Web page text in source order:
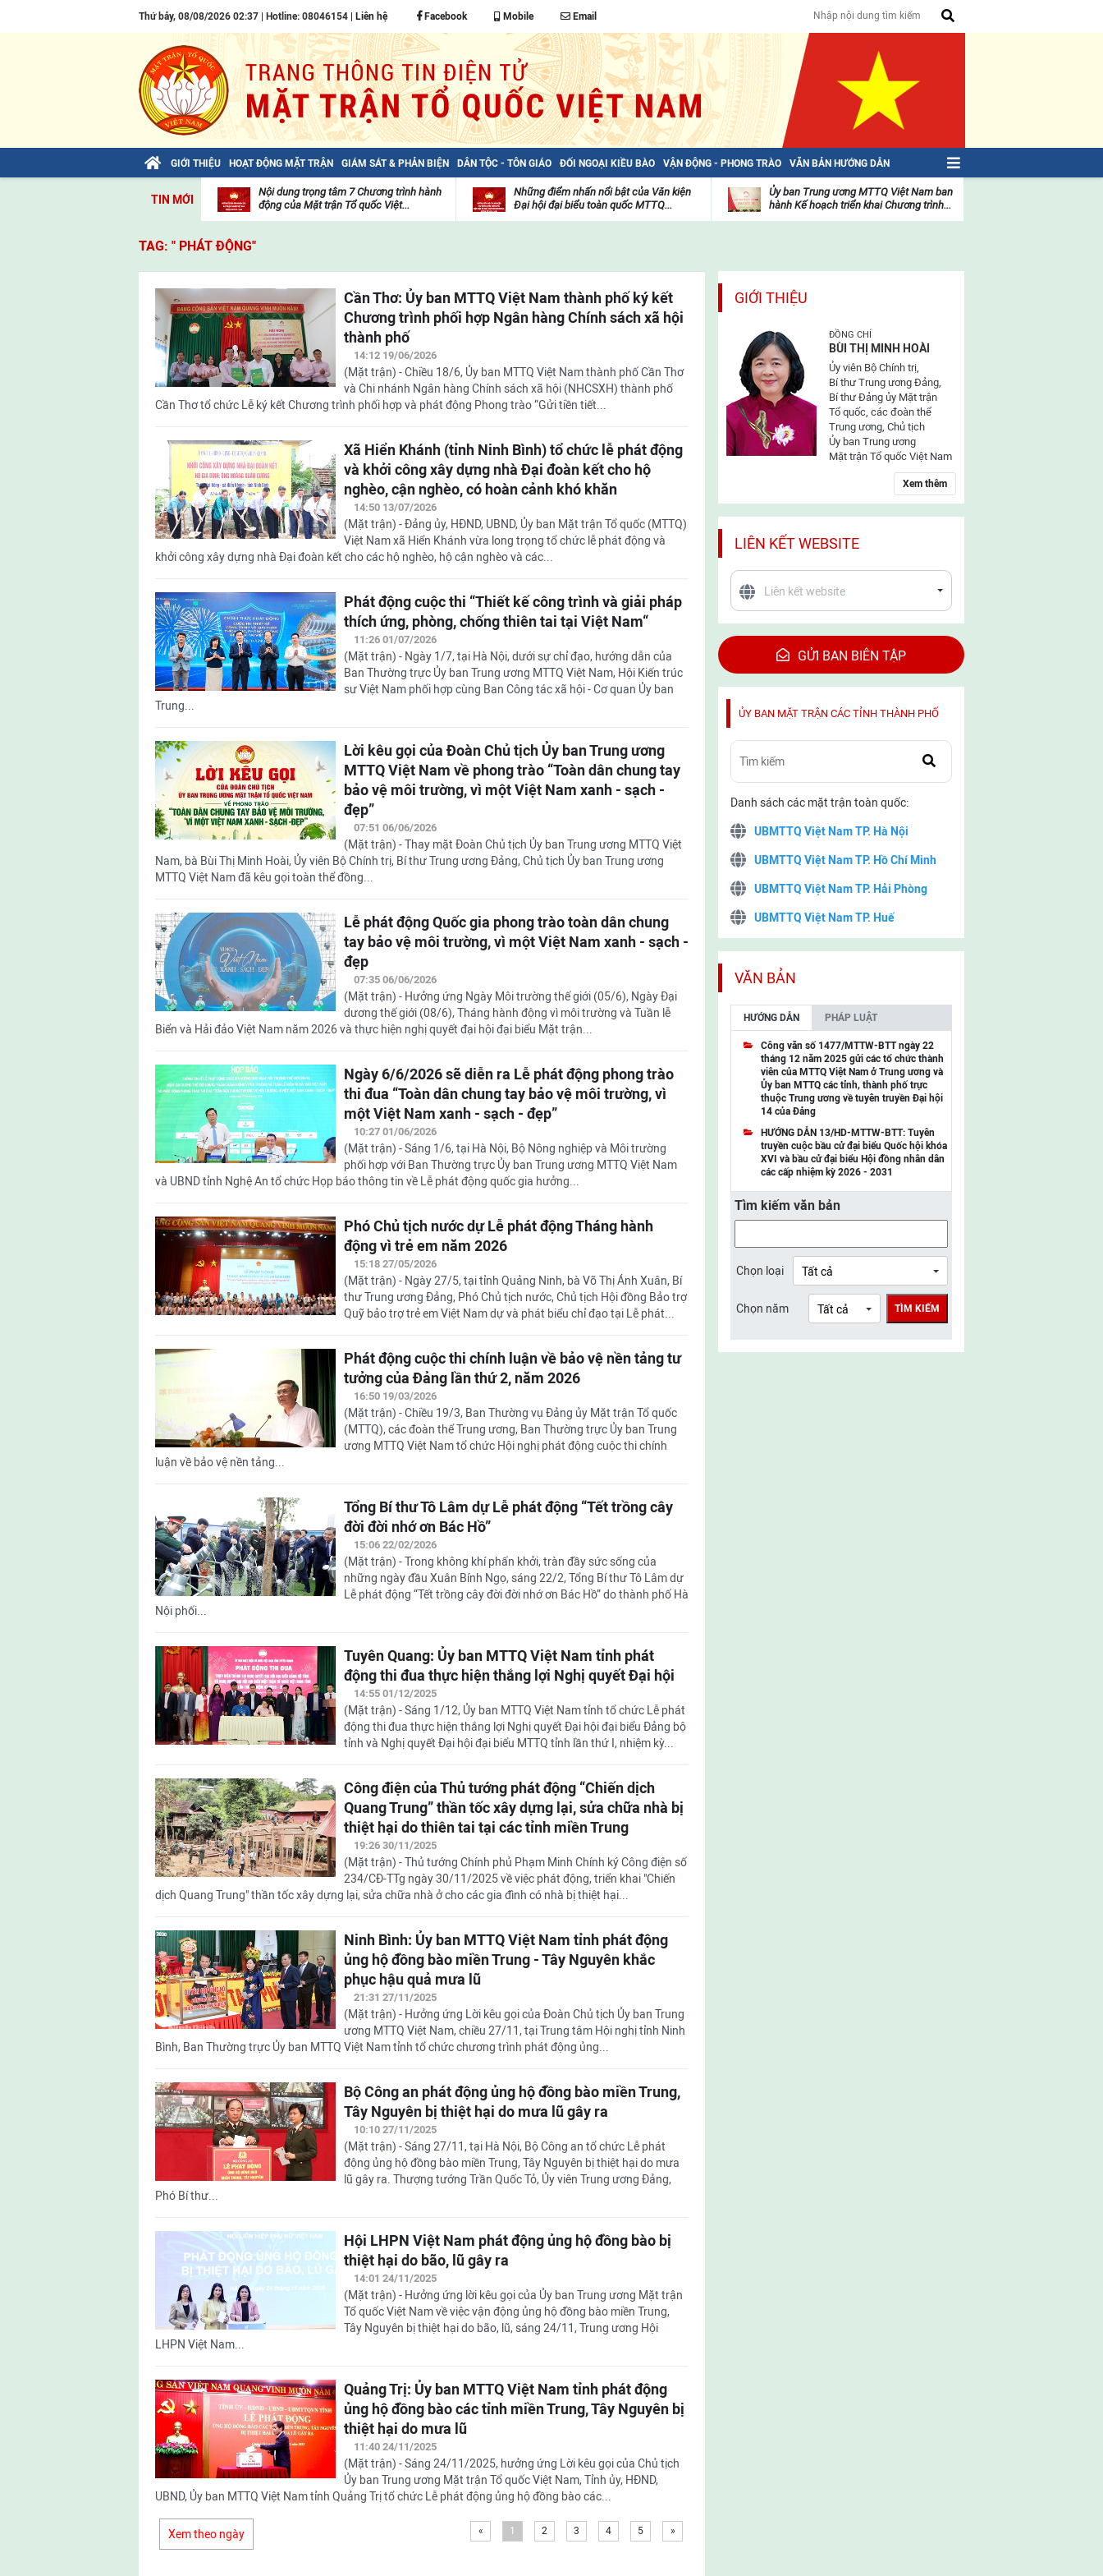
Thứ bảy, 08/08/2026 02:37 | Hotline: 08046154 | Liên hệ Facebook Mobile Email
GIỚI THIỆU HOẠT ĐỘNG MẶT TRẬN GIÁM SÁT & PHẢN BIỆN DÂN TỘC - TÔN GIÁO ĐỐI NGOẠI KIỀU BÀO VẬN ĐỘNG - PHONG TRÀO VĂN BẢN HƯỚNG DẪN
TIN MỚI
Bài viết của Tổng Bí thư Tô Lâm: TIẾN
viện
Nội dung trọng tâm 7 Chương trình hành
động của Mặt trận Tổ quốc Việt...
Những điểm nhấn nổi bật của Văn kiện
Đại hội đại biểu toàn quốc MTTQ...
mặt
trận
Ủy ban Trung ương MTTQ Việt Nam ban
hành Kế hoạch triển khai Chương trình...
TAG: " PHÁT ĐỘNG"
Cần Thơ: Ủy ban MTTQ Việt Nam thành phố ký kết
Chương trình phối hợp Ngân hàng Chính sách xã hội
thành phố
14:12 19/06/2026
(Mặt trận) - Chiều 18/6, Ủy ban MTTQ Việt Nam thành phố Cần Thơ
và Chi nhánh Ngân hàng Chính sách xã hội (NHCSXH) thành phố
Cần Thơ tổ chức Lễ ký kết Chương trình phối hợp và phát động Phong trào “Gửi tiền tiết...
Xã Hiển Khánh (tỉnh Ninh Bình) tổ chức lễ phát động
và khởi công xây dựng nhà Đại đoàn kết cho hộ
nghèo, cận nghèo, có hoàn cảnh khó khăn
14:50 13/07/2026
(Mặt trận) - Đảng ủy, HĐND, UBND, Ủy ban Mặt trận Tổ quốc (MTTQ)
Việt Nam xã Hiển Khánh vừa long trọng tổ chức lễ phát động và
khởi công xây dựng nhà Đại đoàn kết cho các hộ nghèo, hộ cận nghèo và các...
Phát động cuộc thi “Thiết kế công trình và giải pháp
thích ứng, phòng, chống thiên tai tại Việt Nam“
11:26 01/07/2026
(Mặt trận) - Ngày 1/7, tại Hà Nội, dưới sự chỉ đạo, hướng dẫn của
Ban Thường trực Ủy ban Trung ương MTTQ Việt Nam, Hội Kiến trúc
sư Việt Nam phối hợp cùng Ban Công tác xã hội - Cơ quan Ủy ban
Trung...
Lời kêu gọi của Đoàn Chủ tịch Ủy ban Trung ương
MTTQ Việt Nam về phong trào “Toàn dân chung tay
bảo vệ môi trường, vì một Việt Nam xanh - sạch -
đẹp”
07:51 06/06/2026
(Mặt trận) - Thay mặt Đoàn Chủ tịch Ủy ban Trung ương MTTQ Việt
Nam, bà Bùi Thị Minh Hoài, Ủy viên Bộ Chính trị, Bí thư Trung ương Đảng, Chủ tịch Ủy ban Trung ương
MTTQ Việt Nam đã kêu gọi toàn thể đồng...
Lễ phát động Quốc gia phong trào toàn dân chung
tay bảo vệ môi trường, vì một Việt Nam xanh - sạch -
đẹp
07:35 06/06/2026
(Mặt trận) - Hưởng ứng Ngày Môi trường thế giới (05/6), Ngày Đại
dương thế giới (08/6), Tháng hành động vì môi trường và Tuần lễ
Biển và Hải đảo Việt Nam năm 2026 và thực hiện nghị quyết đại hội đại biểu Mặt trận...
Ngày 6/6/2026 sẽ diễn ra Lễ phát động phong trào
thi đua “Toàn dân chung tay bảo vệ môi trường, vì
một Việt Nam xanh - sạch - đẹp”
10:27 01/06/2026
(Mặt trận) - Sáng 1/6, tại Hà Nội, Bộ Nông nghiệp và Môi trường
phối hợp với Ban Thường trực Ủy ban Trung ương MTTQ Việt Nam
và UBND tỉnh Nghệ An tổ chức Họp báo thông tin về Lễ phát động quốc gia hưởng...
Phó Chủ tịch nước dự Lễ phát động Tháng hành
động vì trẻ em năm 2026
15:18 27/05/2026
(Mặt trận) - Ngày 27/5, tại tỉnh Quảng Ninh, bà Võ Thị Ánh Xuân, Bí
thư Trung ương Đảng, Phó Chủ tịch nước, Chủ tịch Hội đồng Bảo trợ
Quỹ bảo trợ trẻ em Việt Nam dự và phát biểu chỉ đạo tại Lễ phát...
Phát động cuộc thi chính luận về bảo vệ nền tảng tư
tưởng của Đảng lần thứ 2, năm 2026
16:50 19/03/2026
(Mặt trận) - Chiều 19/3, Ban Thường vụ Đảng ủy Mặt trận Tổ quốc
(MTTQ), các đoàn thể Trung ương, Ban Thường trực Ủy ban Trung
ương MTTQ Việt Nam tổ chức Hội nghị phát động cuộc thi chính
luận về bảo vệ nền tảng...
Tổng Bí thư Tô Lâm dự Lễ phát động “Tết trồng cây
đời đời nhớ ơn Bác Hồ”
15:06 22/02/2026
(Mặt trận) - Trong không khí phấn khởi, tràn đầy sức sống của
những ngày đầu Xuân Bính Ngọ, sáng 22/2, Tổng Bí thư Tô Lâm dự
Lễ phát động “Tết trồng cây đời đời nhớ ơn Bác Hồ” do thành phố Hà
Nội phối...
Tuyên Quang: Ủy ban MTTQ Việt Nam tỉnh phát
động thi đua thực hiện thắng lợi Nghị quyết Đại hội
14:55 01/12/2025
(Mặt trận) - Sáng 1/12, Ủy ban MTTQ Việt Nam tỉnh tổ chức Lễ phát
động thi đua thực hiện thắng lợi Nghị quyết Đại hội đại biểu Đảng bộ
tỉnh và Nghị quyết Đại hội đại biểu MTTQ tỉnh lần thứ I, nhiệm kỳ...
Công điện của Thủ tướng phát động “Chiến dịch
Quang Trung” thần tốc xây dựng lại, sửa chữa nhà bị
thiệt hại do thiên tai tại các tỉnh miền Trung
19:26 30/11/2025
(Mặt trận) - Thủ tướng Chính phủ Phạm Minh Chính ký Công điện số
234/CĐ-TTg ngày 30/11/2025 về việc phát động, triển khai "Chiến
dịch Quang Trung" thần tốc xây dựng lại, sửa chữa nhà ở cho các gia đình có nhà bị thiệt hại...
Ninh Bình: Ủy ban MTTQ Việt Nam tỉnh phát động
ủng hộ đồng bào miền Trung - Tây Nguyên khắc
phục hậu quả mưa lũ
21:31 27/11/2025
(Mặt trận) - Hưởng ứng Lời kêu gọi của Đoàn Chủ tịch Ủy ban Trung
ương MTTQ Việt Nam, chiều 27/11, tại Trung tâm Hội nghị tỉnh Ninh
Bình, Ban Thường trực Ủy ban MTTQ Việt Nam tỉnh tổ chức chương trình phát động ủng...
Bộ Công an phát động ủng hộ đồng bào miền Trung,
Tây Nguyên bị thiệt hại do mưa lũ gây ra
10:10 27/11/2025
(Mặt trận) - Sáng 27/11, tại Hà Nội, Bộ Công an tổ chức Lễ phát
động ủng hộ đồng bào miền Trung, Tây Nguyên bị thiệt hại do mưa
lũ gây ra. Thượng tướng Trần Quốc Tỏ, Ủy viên Trung ương Đảng,
Phó Bí thư...
Hội LHPN Việt Nam phát động ủng hộ đồng bào bị
thiệt hại do bão, lũ gây ra
14:01 24/11/2025
(Mặt trận) - Hưởng ứng lời kêu gọi của Ủy ban Trung ương Mặt trận
Tổ quốc Việt Nam về việc vận động ủng hộ đồng bào miền Trung,
Tây Nguyên bị thiệt hại do bão, lũ, sáng 24/11, Trung ương Hội
LHPN Việt Nam...
Quảng Trị: Ủy ban MTTQ Việt Nam tỉnh phát động
ủng hộ đồng bào các tỉnh miền Trung, Tây Nguyên bị
thiệt hại do mưa lũ
11:40 24/11/2025
(Mặt trận) - Sáng 24/11/2025, hưởng ứng Lời kêu gọi của Chủ tịch
Ủy ban Trung ương Mặt trận Tổ quốc Việt Nam, Tỉnh ủy, HĐND,
UBND, Ủy ban MTTQ Việt Nam tỉnh Quảng Trị tổ chức Lễ phát động ủng hộ đồng bào các...
Xem theo ngày « 1 2 3 4 5 »
GIỚI THIỆU
ĐỒNG CHÍ
BÙI THỊ MINH HOÀI
Ủy viên Bộ Chính trị,
Bí thư Trung ương Đảng,
Bí thư Đảng ủy Mặt trận
Tổ quốc, các đoàn thể
Trung ương, Chủ tịch
Ủy ban Trung ương
Mặt trận Tổ quốc Việt Nam
Xem thêm
LIÊN KẾT WEBSITE
GỬI BAN BIÊN TẬP
ỦY BAN MẶT TRẬN CÁC TỈNH THÀNH PHỐ
Danh sách các mặt trận toàn quốc:
UBMTTQ Việt Nam TP. Hà Nội
UBMTTQ Việt Nam TP. Hồ Chí Minh
UBMTTQ Việt Nam TP. Hải Phòng
UBMTTQ Việt Nam TP. Huế
UBMTTQ Việt Nam TP. Cần Thơ
UBMTTQ Việt Nam tỉnh Quảng Ninh
UBMTTQ Việt Nam tỉnh Cao Bằng
UBMTTQ Việt Nam tỉnh Lạng Sơn
UBMTTQ Việt Nam tỉnh Lai Châu
UBMTTQ Việt Nam tỉnh Điện Biên
UBMTTQ Việt Nam tỉnh Sơn La
UBMTTQ Việt Nam tỉnh Thanh Hóa
UBMTTQ Việt Nam tỉnh Nghệ An
UBMTTQ Việt Nam tỉnh Lào Cai
UBMTTQ Việt Nam tỉnh Thái Nguyên
VĂN BẢN
HƯỚNG DẪN PHÁP LUẬT
Công văn số 1477/MTTW-BTT ngày 22
tháng 12 năm 2025 gửi các tổ chức thành
viên của MTTQ Việt Nam ở Trung ương và
Ủy ban MTTQ các tỉnh, thành phố trực
thuộc Trung ương về tuyên truyền Đại hội
14 của Đảng
HƯỚNG DẪN 13/HD-MTTW-BTT: Tuyên
truyền cuộc bầu cử đại biểu Quốc hội khóa
XVI và bầu cử đại biểu Hội đồng nhân dân
các cấp nhiệm kỳ 2026 - 2031
Tìm kiếm văn bản
Chọn loại
Chọn năm TÌM KIẾM